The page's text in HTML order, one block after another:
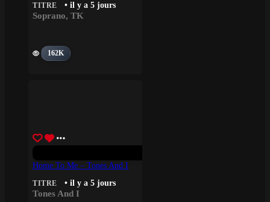
TITRE • il y a 5 jours
Soprano, TK
162K
Home To Me – Tones And I
TITRE • il y a 5 jours
Tones And I